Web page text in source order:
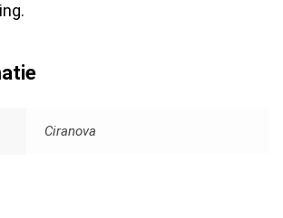
Ciranova